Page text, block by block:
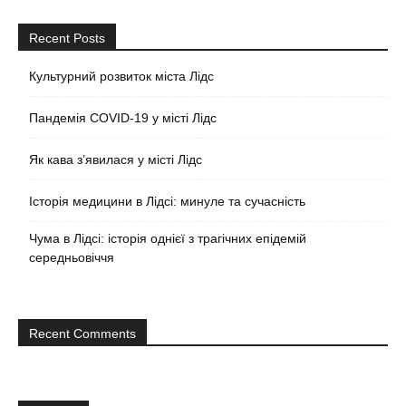
Recent Posts
Культурний розвиток міста Лідс
Пандемія COVID-19 у місті Лідс
Як кава з’явилася у місті Лідс
Історія медицини в Лідсі: минуле та сучасність
Чума в Лідсі: історія однієї з трагічних епідемій
середньовіччя
Recent Comments